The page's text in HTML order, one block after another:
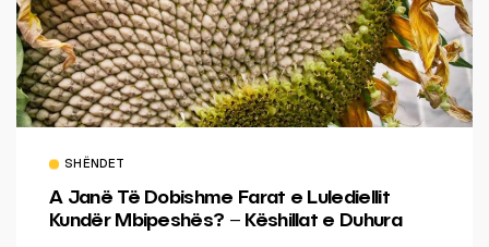
SHËNDET
A Janë Të Dobishme Farat e Lulediellit
Kundër Mbipeshës? – Këshillat e Duhura